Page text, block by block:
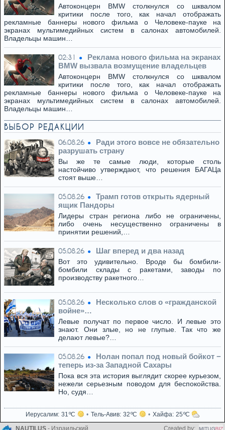
Автоконцерн BMW столкнулся со шквалом
критики после того, как начал отображать
рекламные баннеры нового фильма о Человеке-пауке на
экранах мультимедийных систем в салонах автомобилей.
Владельцы машин…
02:31
Реклама нового фильма на экранах
BMW вызвала возмущение владельцев
Автоконцерн BMW столкнулся со шквалом
критики после того, как начал отображать
рекламные баннеры нового фильма о Человеке-пауке на
экранах мультимедийных систем в салонах автомобилей.
Владельцы машин…
ВЫБОР РЕДАКЦИИ
06.08.26
Ради этого вовсе не обязательно
разрушать страну
Вы же те самые люди, которые столь
настойчиво утверждают, что решения БАГАЦа
стоят выше…
05.08.26
Трамп готов открыть ядерный
ящик Пандоры
Лидеры стран региона либо не ограничены,
либо очень несущественно ограничены в
принятии решений,…
05.08.26 Шаг вперед и два назад
Вот это удивительно. Вроде бы бомбили-
бомбили склады с ракетами, заводы по
производству ракетного…
05.08.26
Несколько слов о «гражданской
войне»…
Левые получат по первое число. И левые это
знают. Они злые, но не глупые. Так что же
делают левые?…
05.08.26
Нолан попал под новый бойкот −
теперь из‑за Западной Сахары
Пока вся эта история выглядит скорее курьезом,
нежели серьезным поводом для беспокойства.
Но, судя…
Иерусалим 31 Тель-Авив 32 Хайфа 25
NAUTILUS - Израильский Created by: